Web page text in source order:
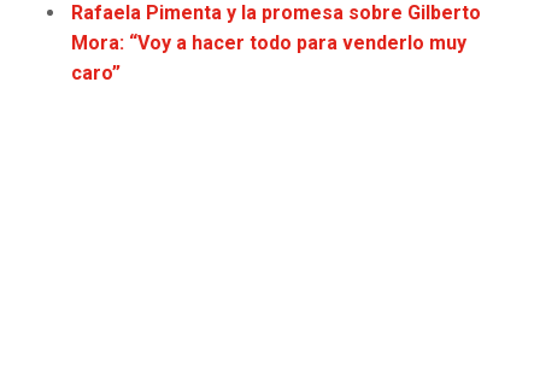
Rafaela Pimenta y la promesa sobre Gilberto
Mora: “Voy a hacer todo para venderlo muy
caro”